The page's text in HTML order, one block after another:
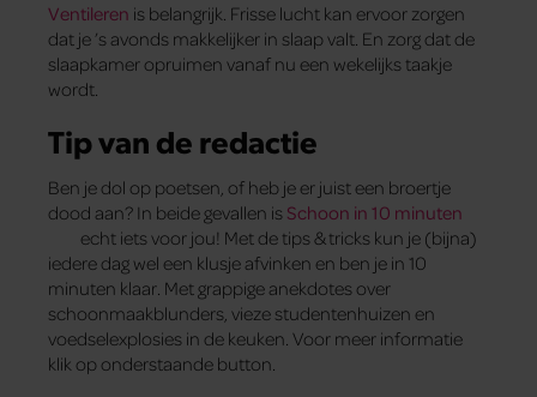
Ventileren is belangrijk. Frisse lucht kan ervoor zorgen
dat je ’s avonds makkelijker in slaap valt. En zorg dat de
slaapkamer opruimen vanaf nu een wekelijks taakje
wordt.
Tip van de redactie
Ben je dol op poetsen, of heb je er juist een broertje
dood aan? In beide gevallen is Schoon in 10 minuten
echt iets voor jou! Met de tips & tricks kun je (bijna)
iedere dag wel een klusje afvinken en ben je in 10
minuten klaar. Met grappige anekdotes over
schoonmaakblunders, vieze studentenhuizen en
voedselexplosies in de keuken. Voor meer informatie
klik op onderstaande button.